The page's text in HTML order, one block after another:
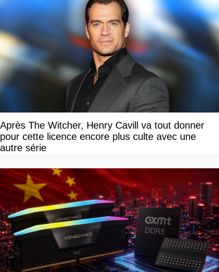
Après The Witcher, Henry Cavill va tout donner
pour cette licence encore plus culte avec une
autre série